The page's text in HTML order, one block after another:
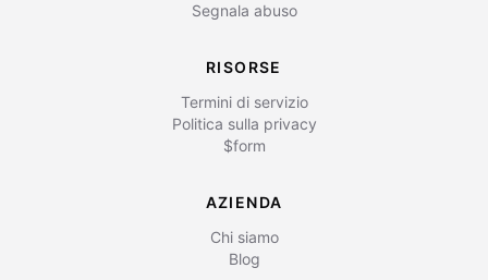
Segnala abuso
RISORSE
Termini di servizio
Politica sulla privacy
$form
AZIENDA
Chi siamo
Blog